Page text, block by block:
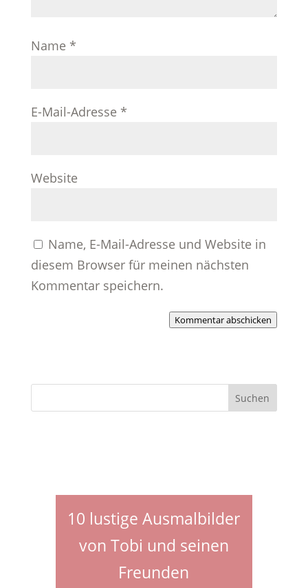
Name *
E-Mail-Adresse *
Website
Name, E-Mail-Adresse und Website in
diesem Browser für meinen nächsten
Kommentar speichern.
Kommentar abschicken
10 lustige Ausmalbilder
von Tobi und seinen
Freunden